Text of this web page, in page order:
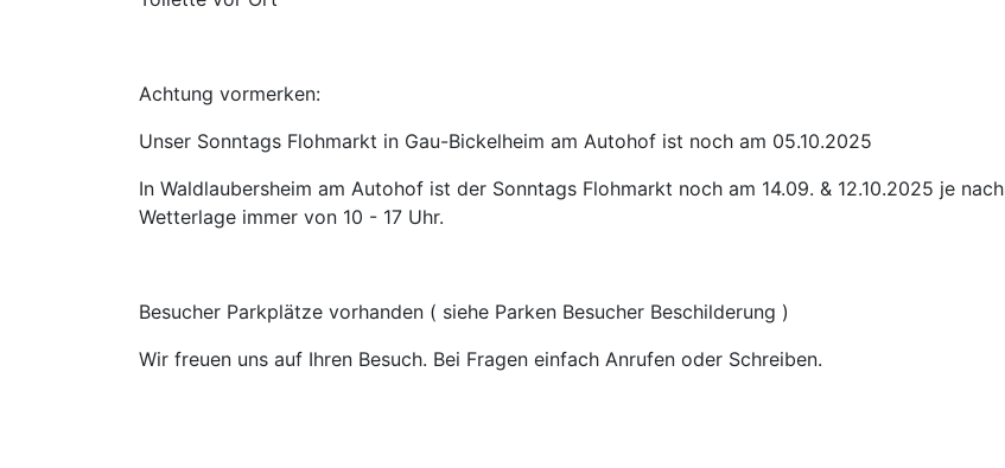
Achtung vormerken:
Unser Sonntags Flohmarkt in Gau-Bickelheim am Autohof ist noch am 05.10.2025
In Waldlaubersheim am Autohof ist der Sonntags Flohmarkt noch am 14.09. & 12.10.2025 je nach
Wetterlage immer von 10 - 17 Uhr.
Besucher Parkplätze vorhanden ( siehe Parken Besucher Beschilderung )
Wir freuen uns auf Ihren Besuch. Bei Fragen einfach Anrufen oder Schreiben.